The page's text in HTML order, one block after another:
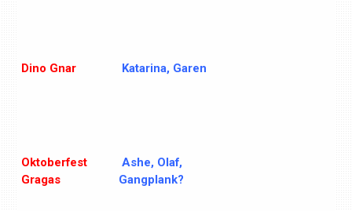
Dino Gnar Katarina, Garen
Oktoberfest
Gragas
Ashe, Olaf,
Gangplank?